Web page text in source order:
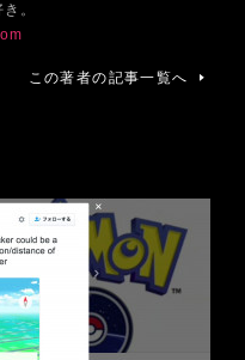
。
この著者の記事一覧へ